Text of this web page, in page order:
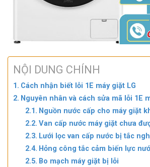
NỘI DUNG CHÍNH
Cách nhận biết lỗi 1E máy giặt LG
Nguyên nhân và cách sửa mã lỗi 1E
Nguồn nước cấp cho máy giặt
Van cấp nước máy giặt chưa
Lưới lọc van cấp nước bị tắc
Hỏng công tắc cảm biến lực
Bo mạch máy giặt bị lỗi